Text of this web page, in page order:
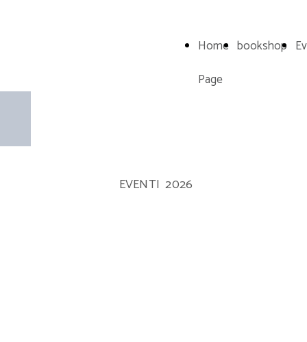
Home
Page
bookshop
EVENTI 2026